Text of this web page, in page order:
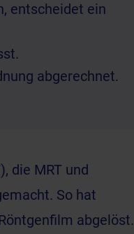
entscheidet ein
abgerechnet.
, die MRT und
So hat
abgelöst.